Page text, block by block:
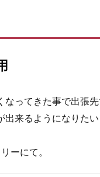
ってきた事で出張
来るようになりた
ーにて。